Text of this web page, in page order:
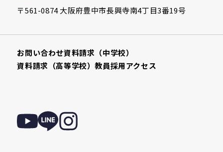
〒561-0874 大阪府豊中市長興寺南4丁目3番19号
お問い合わせ資料請求（中学校）
資料請求（高等学校）教員採用アクセス